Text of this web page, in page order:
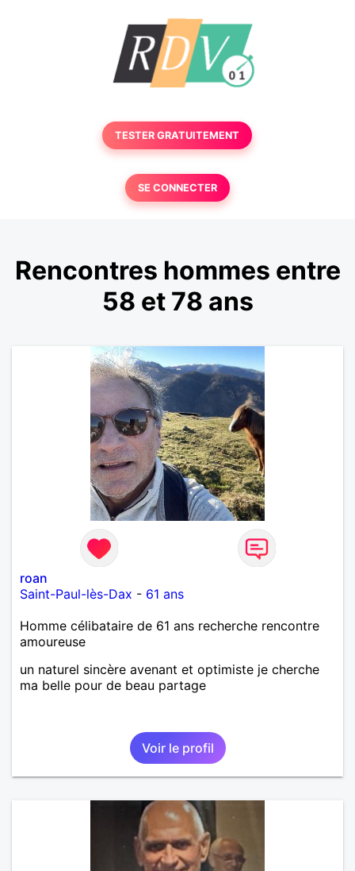
TESTER GRATUITEMENT
SE CONNECTER
Rencontres hommes entre
58 et 78 ans
roan
Saint-Paul-lès-Dax - 61 ans
Homme célibataire de 61 ans recherche rencontre
amoureuse
un naturel sincère avenant et optimiste je cherche
ma belle pour de beau partage
Voir le profil